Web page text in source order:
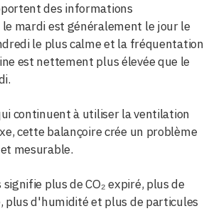
des informations
mardi est généralement le jour le
le plus calme et la fréquentation
est nettement plus élevée que le
continuent à utiliser la ventilation
cette balançoire crée un problème
mesurable.
plus de CO₂ expiré, plus de
plus d'humidité et plus de particules